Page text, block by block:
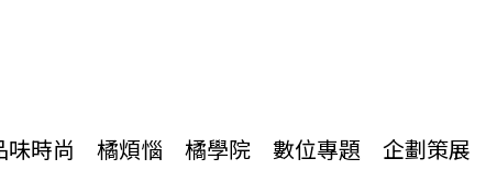
味時尚 橘煩惱 橘學院 數位專題 企劃策展